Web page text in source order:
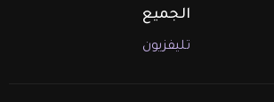
الجميع
تليفزيون